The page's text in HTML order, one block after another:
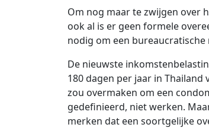
Om nog maar te zwijgen over
ook al is er geen formele
nodig om een
De nieuwste
180 dagen per jaar in
zou overmaken om een
gedefinieerd, niet werken.
merken dat een soortgelijke